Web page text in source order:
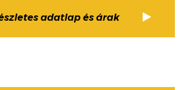
adatlap és árak